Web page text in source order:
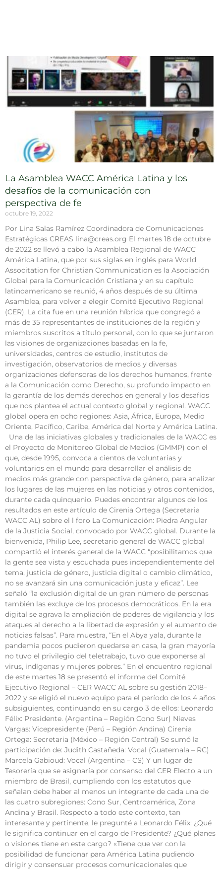
La Asamblea WACC América Latina y los
desafíos de la comunicación con
perspectiva de fe
octubre 19, 2022
Por Lina Salas Ramírez Coordinadora de Comunicaciones
Estratégicas CREAS lina@creas.org El martes 18 de octubre
de 2022 se llevó a cabo la Asamblea Regional de WACC
América Latina, que por sus siglas en inglés para World
Associtation for Christian Communication es la Asociación
Global para la Comunicación Cristiana y en su capítulo
latinoamericano se reunió, 4 años después de su última
Asamblea, para volver a elegir Comité Ejecutivo Regional
(CER). La cita fue en una reunión híbrida que congregó a
más de 35 representantes de instituciones de la región y
miembros suscritos a título personal, con lo que se juntaron
las visiones de organizaciones basadas en la fe,
universidades, centros de estudio, institutos de
investigación, observatorios de medios y diversas
organizaciones defensoras de los derechos humanos, frente
a la Comunicación como Derecho, su profundo impacto en
la garantía de los demás derechos en general y los desafíos
que nos plantea el actual contexto global y regional. WACC
global opera en ocho regiones: Asia, África, Europa, Medio
Oriente, Pacífico, Caribe, América del Norte y América Latina.
Una de las iniciativas globales y tradicionales de la WACC es
el Proyecto de Monitoreo Global de Medios (GMMP) con el
que, desde 1995, convoca a cientos de voluntarias y
voluntarios en el mundo para desarrollar el análisis de
medios más grande con perspectiva de género, para analizar
los lugares de las mujeres en las noticias y otros contenidos,
durante cada quinquenio. Puedes encontrar algunos de los
resultados en este artículo de Cirenia Ortega (Secretaria
WACC AL) sobre el l foro La Comunicación: Piedra Angular
de la Justicia Social, convocado por WACC global. Durante la
bienvenida, Philip Lee, secretario general de WACC global
compartió el interés general de la WACC “posibilitamos que
la gente sea vista y escuchada pues independientemente del
tema, justicia de género, justicia digital o cambio climático,
no se avanzará sin una comunicación justa y eficaz”. Lee
señaló “la exclusión digital de un gran número de personas
también las excluye de los procesos democráticos. En la era
digital se agrava la ampliación de poderes de vigilancia y los
ataques al derecho a la libertad de expresión y el aumento de
noticias falsas”. Para muestra, “En el Abya yala, durante la
pandemia pocos pudieron quedarse en casa, la gran mayoría
no tuvo el privilegio del teletrabajo, tuvo que exponerse al
virus, indígenas y mujeres pobres.” En el encuentro regional
de este martes 18 se presentó el informe del Comité
Ejecutivo Regional – CER WACC AL sobre su gestión 2018–
2022 y se eligió el nuevo equipo para el período de los 4 años
subsiguientes, continuando en su cargo 3 de ellos: Leonardo
Félix: Presidente. (Argentina – Región Cono Sur) Nieves
Vargas: Vicepresidente (Perú – Región Andina) Cirenia
Ortega: Secretaria (México – Región Central) Se sumó la
participación de: Judith Castañeda: Vocal (Guatemala – RC)
Marcela Gabioud: Vocal (Argentina – CS) Y un lugar de
Tesorería que se asignaría por consenso del CER Electo a un
miembro de Brasil, cumpliendo con los estatutos que
señalan debe haber al menos un integrante de cada una de
las cuatro subregiones: Cono Sur, Centroamérica, Zona
Andina y Brasil. Respecto a todo este contexto, tan
interesante y pertinente, le pregunté a Leonardo Félix: ¿Qué
le significa continuar en el cargo de Presidente? ¿Qué planes
o visiones tiene en este cargo? «Tiene que ver con la
posibilidad de funcionar para América Latina pudiendo
dirigir y consensuar procesos comunicacionales que